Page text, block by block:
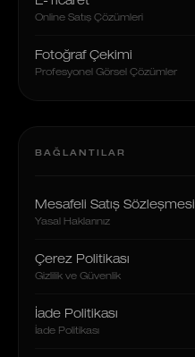
Online Satış Çözümleri
Fotoğraf Çekimi
Profesyonel Görsel Çözümler
BAĞLANTILAR
Mesafeli Satış Sözleşmesi
Yasal Haklarınız
Çerez Politikası
Gizlilik ve Güvenlik
İade Politikası
İade Politikası